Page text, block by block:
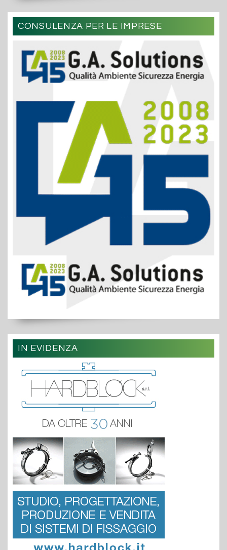
CONSULENZA PER LE IMPRESE
IN EVIDENZA